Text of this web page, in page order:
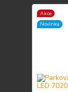
Akce
Novinka